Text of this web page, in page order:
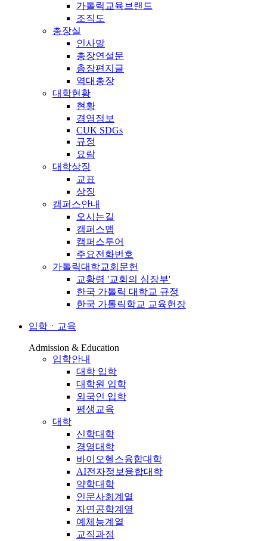
가톨릭교육브랜드
조직도
총장실
인사말
총장연설문
총장편지글
역대총장
대학현황
현황
경영정보
CUK SDGs
규정
요람
대학상징
교표
상징
캠퍼스안내
오시는길
캠퍼스맵
캠퍼스투어
주요전화번호
가톨릭대학교회문헌
교황령 '교회의 심장부'
한국 가톨릭 대학교 규정
한국 가톨릭학교 교육헌장
입학ㆍ교육
Admission & Education
입학안내
대학 입학
대학원 입학
외국인 입학
평생교육
대학
신학대학
경영대학
바이오헬스융합대학
AI전자정보융합대학
약학대학
인문사회계열
자연공학계열
예체능계열
교직과정